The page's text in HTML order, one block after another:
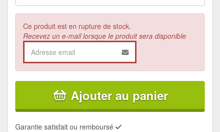
Ce produit est en rupture de stock.
Recevez un e-mail lorsque le produit sera disponible
Ajouter au panier
Garantie satisfait ou remboursé